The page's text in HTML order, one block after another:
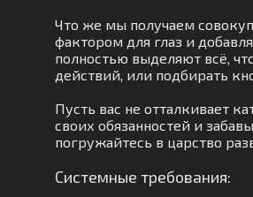
Что же мы получаем
фактором для глаз и
полностью выделяют всё,
действий, или подбирать
Пусть вас не отталкивает
своих обязанностей и
погружайтесь в царство
Системные требования: